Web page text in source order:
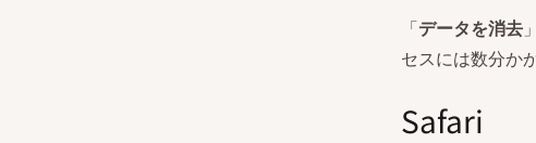
「データを消去
セスには数分か
Safari